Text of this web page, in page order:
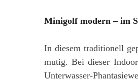
Minigolf modern – im
In diesem traditionell
mutig. Bei dieser
Unterwasser-